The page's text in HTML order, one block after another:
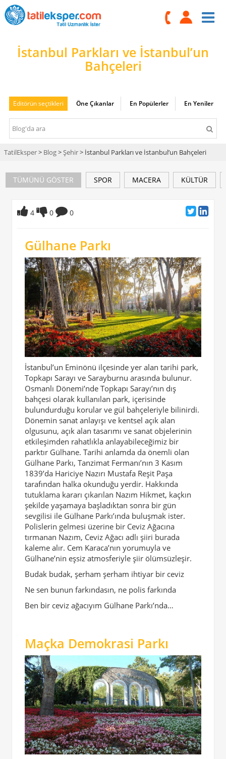
İstanbul Parkları ve İstanbul’un
Bahçeleri
Editörün seçtikleri Öne Çıkanlar En Popülerler En Yeniler
TatilEksper> Blog>Şehir> İstanbul Parkları ve İstanbul’un Bahçeleri
TÜMÜNÜ GÖSTER SPOR MACERA KÜLTÜR
4 0 0
Gülhane Parkı
İstanbul’un Eminönü ilçesinde yer alan tarihi park,
Topkapı Sarayı ve Sarayburnu arasında bulunur.
Osmanlı Dönemi’nde Topkapı Sarayı’nın dış
bahçesi olarak kullanılan park, içerisinde
bulundurduğu korular ve gül bahçeleriyle bilinirdi.
Dönemin sanat anlayışı ve kentsel açık alan
olgusunu, açık alan tasarımı ve sanat objelerinin
etkileşimden rahatlıkla anlayabileceğimiz bir
parktır Gülhane. Tarihi anlamda da önemli olan
Gülhane Parkı, Tanzimat Fermanı’nın 3 Kasım
1839’da Hariciye Nazırı Mustafa Reşit Paşa
tarafından halka okunduğu yerdir. Hakkında
tutuklama kararı çıkarılan Nazım Hikmet, kaçkın
şekilde yaşamaya başladıktan sonra bir gün
sevgilisi ile Gülhane Parkı’ında buluşmak ister.
Polislerin gelmesi üzerine bir Ceviz Ağacına
tırmanan Nazım, Ceviz Ağacı adlı şiiri burada
kaleme alır. Cem Karaca’nın yorumuyla ve
Gülhane’nin eşsiz atmosferiyle şiir ölümsüzleşir.
Budak budak, şerham şerham ihtiyar bir ceviz
Ne sen bunun farkındasın, ne polis farkında
Ben bir ceviz ağacıyım Gülhane Parkı’nda…
Maçka Demokrasi Parkı